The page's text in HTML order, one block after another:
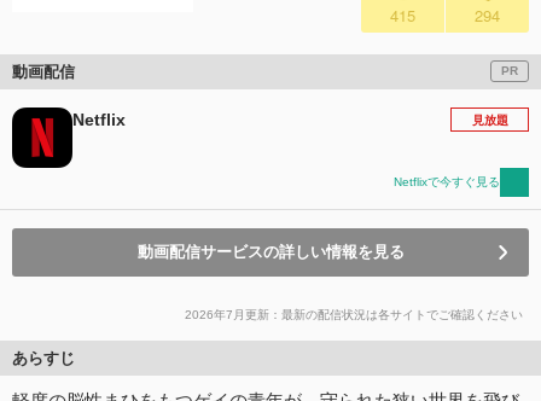
415 294
動画配信 PR
Netflix 見放題
Netflixで今すぐ見る
動画配信サービスの詳しい情報を見る
2026年7月更新：最新の配信状況は各サイトでご確認ください
あらすじ